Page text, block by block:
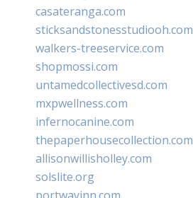
casateranga.com
sticksandstonesstudiooh.com
walkers-treeservice.com
shopmossi.com
untamedcollectivesd.com
mxpwellness.com
infernocanine.com
thepaperhousecollection.com
allisonwillisholley.com
solslite.org